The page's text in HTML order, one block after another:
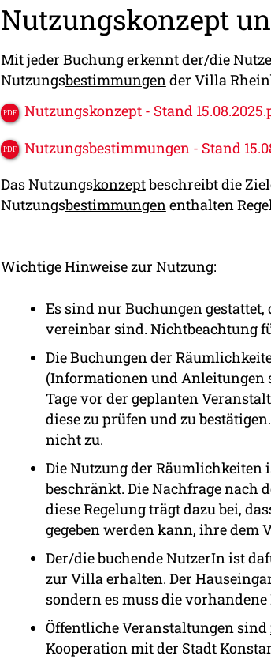
Nutzungskonzept
Mit jeder Buchung erkennt der/die
Nutzungsbestimmungen der Villa
Nutzungskonzept - Stand
Nutzungsbestimmungen - Stand
Das Nutzungskonzeptbeschreibt die
Nutzungsbestimmungen enthalten
Wichtige Hinweise zur Nutzung:
Es sind nur Buchungen
vereinbar sind. Nichtbeachtung
Die Buchungen der
(Informationen und Anleitungen
Tage vor der geplanten
diese zu prüfen und zu
nicht zu.
Die Nutzung der Räumlichkeiten
beschränkt. Die Nachfrage nach
diese Regelung trägt dazu bei,
gegeben werden kann, ihre dem
Der/die buchende NutzerIn ist
zur Villa erhalten. Der
sondern es muss die
Öffentliche Veranstaltungen sind
Kooperation mit der Stadt